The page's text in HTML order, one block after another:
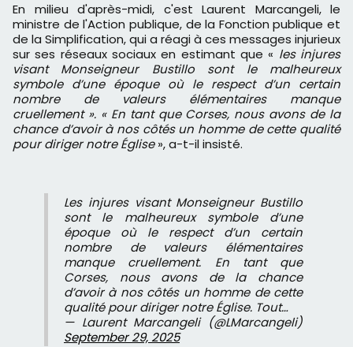
En milieu d'après-midi, c'est Laurent Marcangeli, le
ministre de l'Action publique, de la Fonction publique et
de la Simplification, qui a réagi à ces messages injurieux
sur ses réseaux sociaux en estimant que « les injures
visant Monseigneur Bustillo sont le malheureux
symbole d’une époque où le respect d’un certain
nombre de valeurs élémentaires manque
cruellement ». « En tant que Corses, nous avons de la
chance d’avoir à nos côtés un homme de cette qualité
pour diriger notre Église», a-t-il insisté.
Les injures visant Monseigneur Bustillo
sont le malheureux symbole d’une
époque où le respect d’un certain
nombre de valeurs élémentaires
manque cruellement. En tant que
Corses, nous avons de la chance
d’avoir à nos côtés un homme de cette
qualité pour diriger notre Église. Tout…
— Laurent Marcangeli (@LMarcangeli)
September 29, 2025